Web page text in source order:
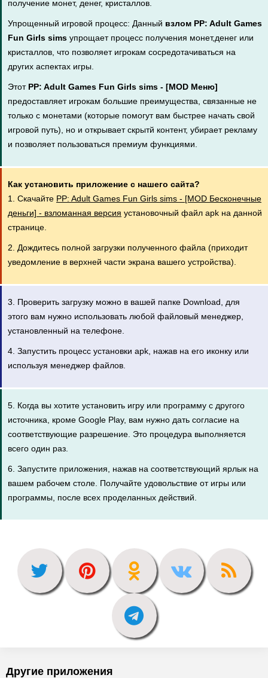
получение монет, денег, кристаллов.
Упрощенный игровой процесс: Данный взлом PP: Adult Games
Fun Girls sims упрощает процесс получения монет,денег или
кристаллов, что позволяет игрокам сосредотачиваться на
других аспектах игры.
Этот PP: Adult Games Fun Girls sims - [MOD Меню]
предоставляет игрокам большие преимущества, связанные не
только с монетами (которые помогут вам быстрее начать свой
игровой путь), но и открывает скрытй контент, убирает рекламу
и позволяет пользоваться премиум функциями.
Как установить приложение с нашего сайта?
1. Скачайте PP: Adult Games Fun Girls sims - [MOD Бесконечные
деньги] - взломанная версия установочный файл apk на данной
странице.
2. Дождитесь полной загрузки полученного файла (приходит
уведомление в верхней части экрана вашего устройства).
3. Проверить загрузку можно в вашей папке Download, для
этого вам нужно использовать любой файловый менеджер,
установленный на телефоне.
4. Запустить процесс установки apk, нажав на его иконку или
используя менеджер файлов.
5. Когда вы хотите установить игру или программу с другого
источника, кроме Google Play, вам нужно дать согласие на
соответствующие разрешение. Это процедура выполняется
всего один раз.
6. Запустите приложения, нажав на соответствующий ярлык на
вашем рабочем столе. Получайте удовольствие от игры или
программы, после всех проделанных действий.
Другие приложения